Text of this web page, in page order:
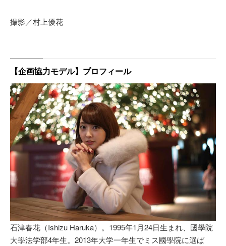
撮影／村上優花
【企画協力モデル】プロフィール
石津春花（Ishizu Haruka）。1995年1月24日生まれ、國學院
大學法学部4年生。2013年大学一年生でミス國學院に選ば